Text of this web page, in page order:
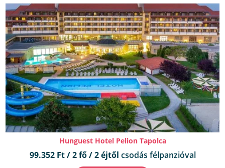
Hunguest Hotel Pelion Tapolca
99.352 Ft / 2 fő / 2 éjtől csodás félpanzióval